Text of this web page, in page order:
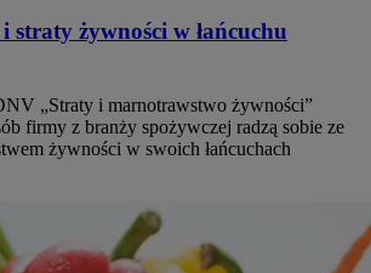
żywności w łańcuchu
„Straty i marnotrawstwo żywności”
firmy z branży spożywczej radzą sobie ze
żywności w swoich łańcuchach